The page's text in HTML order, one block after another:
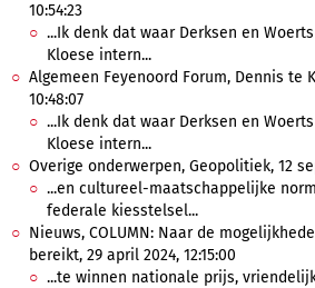
10:54:23
...Ik denk dat waar Derksen en
Kloese intern...
Algemeen Feyenoord Forum, Dennis te
10:48:07
...Ik denk dat waar Derksen en
Kloese intern...
Overige onderwerpen, Geopolitiek, 12
...en cultureel-maatschappelijke norm
federale kiesstelsel...
Nieuws, COLUMN: Naar de
bereikt, 29 april 2024, 12:15:00
...te winnen nationale prijs,